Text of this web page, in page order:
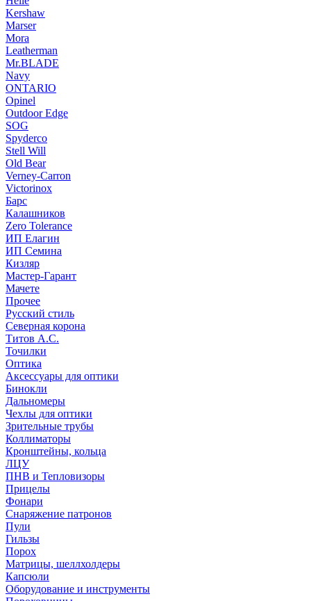
Kershaw
Marser
Mora
Leatherman
Mr.BLADE
Navy
ONTARIO
Opinel
Outdoor Edge
SOG
Spyderco
Stell Will
Old Bear
Verney-Carron
Victorinox
Барс
Калашников
Zero Tolerance
ИП Елагин
ИП Семина
Кизляр
Мастер-Гарант
Мачете
Прочее
Русский стиль
Северная корона
Титов А.С.
Точилки
Оптика
Аксессуары для оптики
Бинокли
Дальномеры
Чехлы для оптики
Зрительные трубы
Коллиматоры
Кронштейны, кольца
ЛЦУ
ПНВ и Тепловизоры
Прицелы
Фонари
Снаряжение патронов
Пули
Гильзы
Порох
Матрицы, шеллхолдеры
Капсюли
Оборудование и инструменты